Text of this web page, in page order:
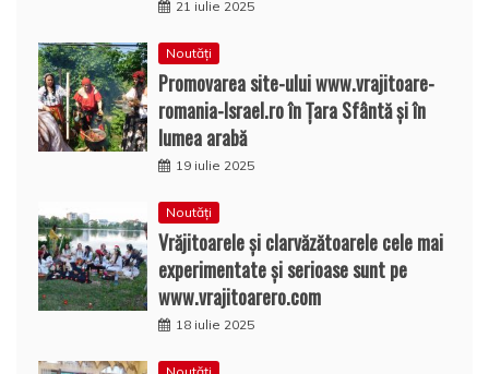
21 iulie 2025
Noutăți
Promovarea site-ului www.vrajitoare-
romania-Israel.ro în Țara Sfântă și în
lumea arabă
19 iulie 2025
Noutăți
Vrăjitoarele și clarvăzătoarele cele mai
experimentate și serioase sunt pe
www.vrajitoarero.com
18 iulie 2025